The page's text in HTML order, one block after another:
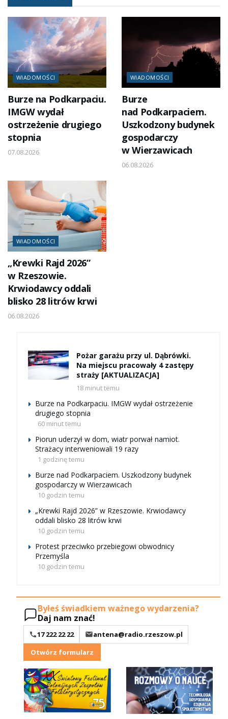
WIADOMOŚCI
Burze na Podkarpaciu.
IMGW wydał
ostrzeżenie drugiego
stopnia
07.08.2026
WIADOMOŚCI
Burze
nad Podkarpaciem.
Uszkodzony budynek
gospodarczy
w Wierzawicach
06.08.2026
WIADOMOŚCI
„Krewki Rajd 2026”
w Rzeszowie.
Krwiodawcy oddali
blisko 28 litrów krwi
06.08.2026
Pożar garażu przy ul. Dąbrówki.
Na miejscu pracowały 4 zastępy
straży [AKTUALIZACJA]
18 minut temu
Burze na Podkarpaciu. IMGW wydał ostrzeżenie
drugiego stopnia
60 minut temu
Piorun uderzył w dom, wiatr porwał namiot.
Strażacy interweniowali 19 razy
1 godzinę temu
Burze nad Podkarpaciem. Uszkodzony budynek
gospodarczy w Wierzawicach
10 godzin temu
„Krewki Rajd 2026” w Rzeszowie. Krwiodawcy
oddali blisko 28 litrów krwi
10 godzin temu
Protest przeciwko przebiegowi obwodnicy
Przemyśla
10 godzin temu
Byłeś świadkiem ważnego wydarzenia?
Daj nam znać!
17 222 22 22
antena@radio.rzeszow.pl
Otwórz formularz